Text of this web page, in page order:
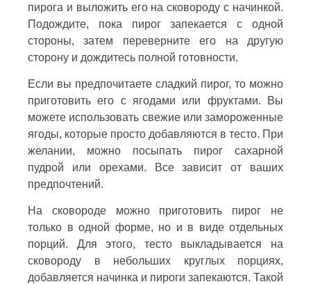
пирога и выложить его на сковороду с начинкой.
Подождите, пока пирог запекается с одной
стороны, затем переверните его на другую
сторону и дождитесь полной готовности.
Если вы предпочитаете сладкий пирог, то можно
приготовить его с ягодами или фруктами. Вы
можете использовать свежие или замороженные
ягоды, которые просто добавляются в тесто. При
желании, можно посыпать пирог сахарной
пудрой или орехами. Все зависит от ваших
предпочтений.
На сковороде можно приготовить пирог не
только в одной форме, но и в виде отдельных
порций. Для этого, тесто выкладывается на
сковороду в небольших круглых порциях,
добавляется начинка и пироги запекаются. Такой